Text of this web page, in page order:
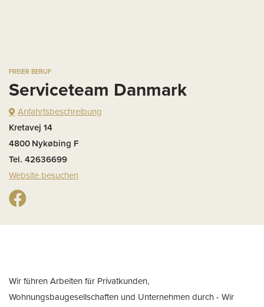
FREIER BERUF
Serviceteam Danmark
Anfahrtsbeschreibung
Kretavej 14
4800 Nykøbing F
Tel. 42636699
Website besuchen
Wir führen Arbeiten für Privatkunden,
Wohnungsbaugesellschaften und Unternehmen durch - Wir